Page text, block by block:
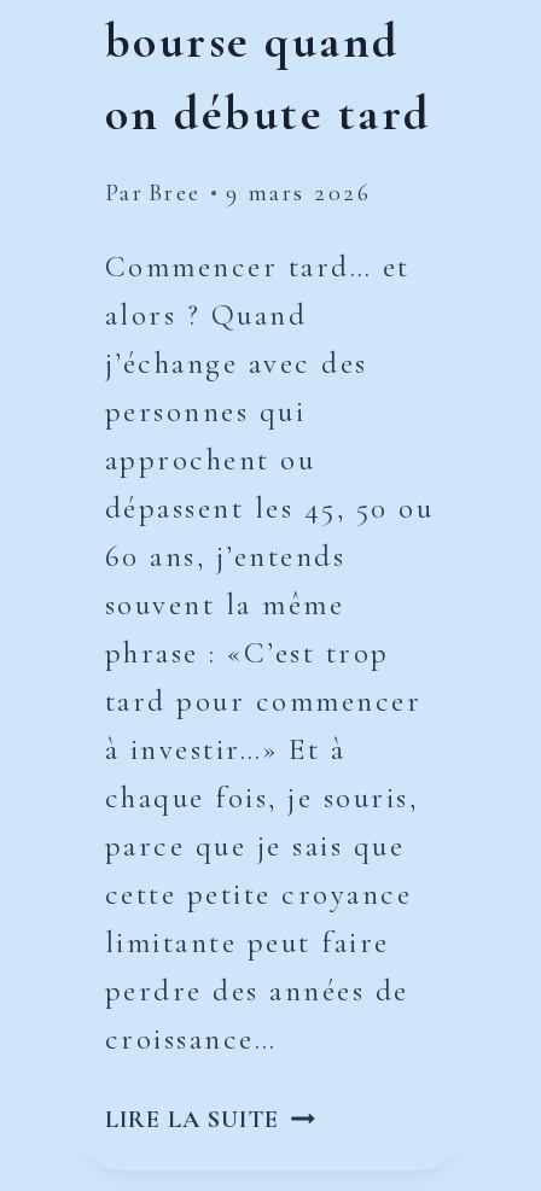
bourse quand
on débute tard
Par Bree 9 mars 2026
Commencer tard… et
alors ? Quand
j’échange avec des
personnes qui
approchent ou
dépassent les 45, 50 ou
60 ans, j’entends
souvent la même
phrase : «C’est trop
tard pour commencer
à investir…» Et à
chaque fois, je souris,
parce que je sais que
cette petite croyance
limitante peut faire
perdre des années de
croissance…
LIRE LA SUITE FAUT-